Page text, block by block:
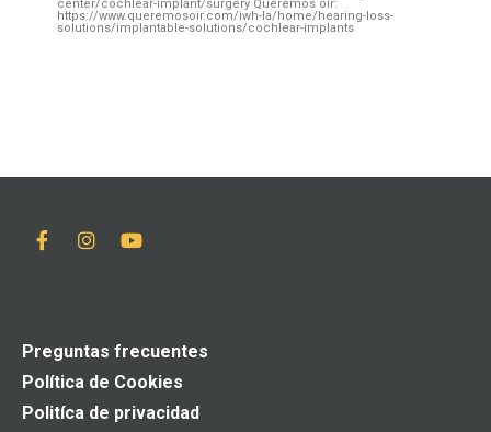
center/cochlear-implant/surgery Queremos oír:
https://www.queremosoir.com/iwh-la/home/hearing-loss-
solutions/implantable-solutions/cochlear-implants
Preguntas frecuentes
Política de Cookies
Politíca de privacidad